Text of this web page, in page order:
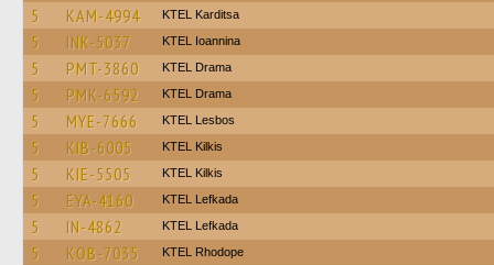
5 KAM-4994 ΚΤΕL Karditsa
5 INK-5037 KTEL Ioannina
5 PMT-3860 KTEL Drama
5 PMK-6592 KTEL Drama
5 MYE-7666 KTEL Lesbos
5 KIB-6005 KTEL Kilkis
5 KIE-5505 KTEL Kilkis
5 EYA-4160 KTEL Lefkada
5 IN-4862 KTEL Lefkada
5 KOB-7035 KTEL Rhodope